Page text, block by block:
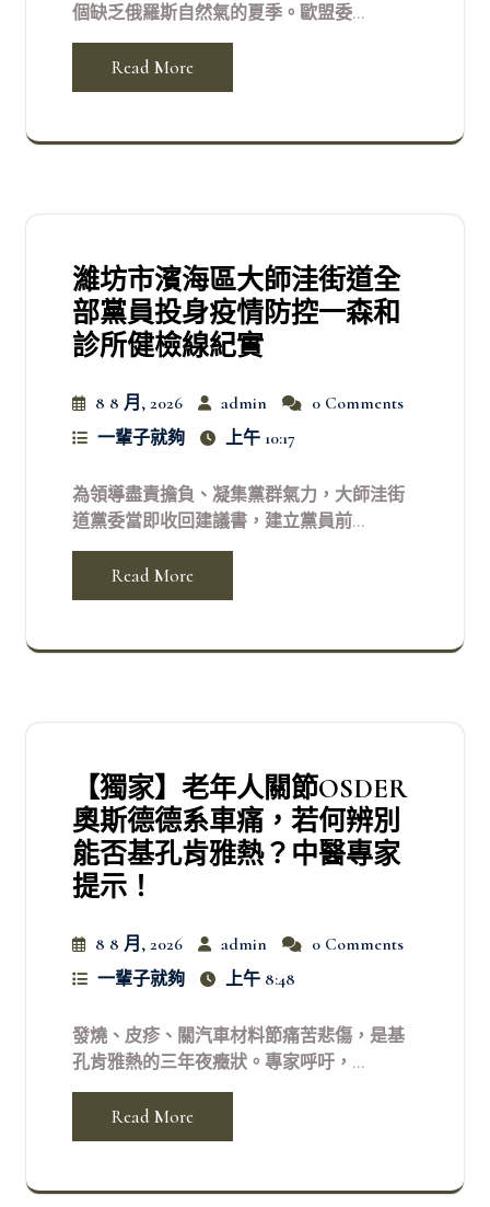
個缺乏俄羅斯自然氣的夏季。歐盟委...
Read More
濰坊市濱海區大師洼街道全
部黨員投身疫情防控一森和
診所健檢線紀實
8 8 月, 2026 admin
0 Comments
一輩子就夠
上午 10:17
為領導盡責擔負、凝集黨群氣力，大師洼街
道黨委當即收回建議書，建立黨員前...
Read More
【獨家】老年人關節OSDER
奧斯德德系車痛，若何辨別
能否基孔肯雅熱？中醫專家
提示！
8 8 月, 2026 admin
0 Comments
一輩子就夠
上午 8:48
發燒、皮疹、關汽車材料節痛苦悲傷，是基
孔肯雅熱的三年夜癥狀。專家呼吁，...
Read More